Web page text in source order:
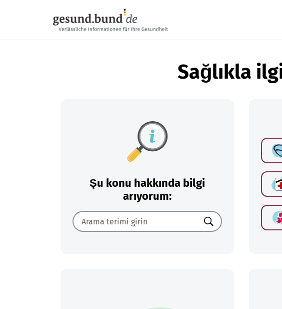
Sağlıkla
Şu konu hakkında bilgi
arıyorum:
Ara